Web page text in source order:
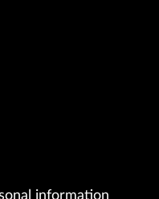
information